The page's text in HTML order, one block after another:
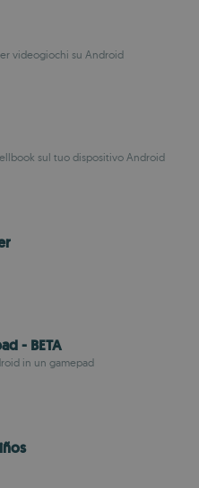
videogiochi su Android
sul tuo dispositivo Android
- BETA
in un gamepad